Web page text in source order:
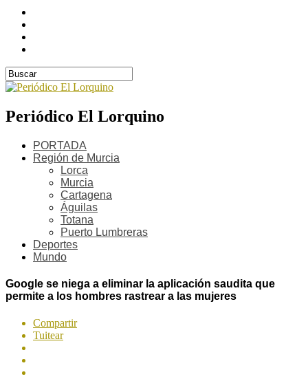
Periódico El Lorquino
PORTADA
Región de Murcia
Lorca
Murcia
Cartagena
Águilas
Totana
Puerto Lumbreras
Deportes
Mundo
Google se niega a eliminar la aplicación saudita que
permite a los hombres rastrear a las mujeres
Compartir
Tuitear